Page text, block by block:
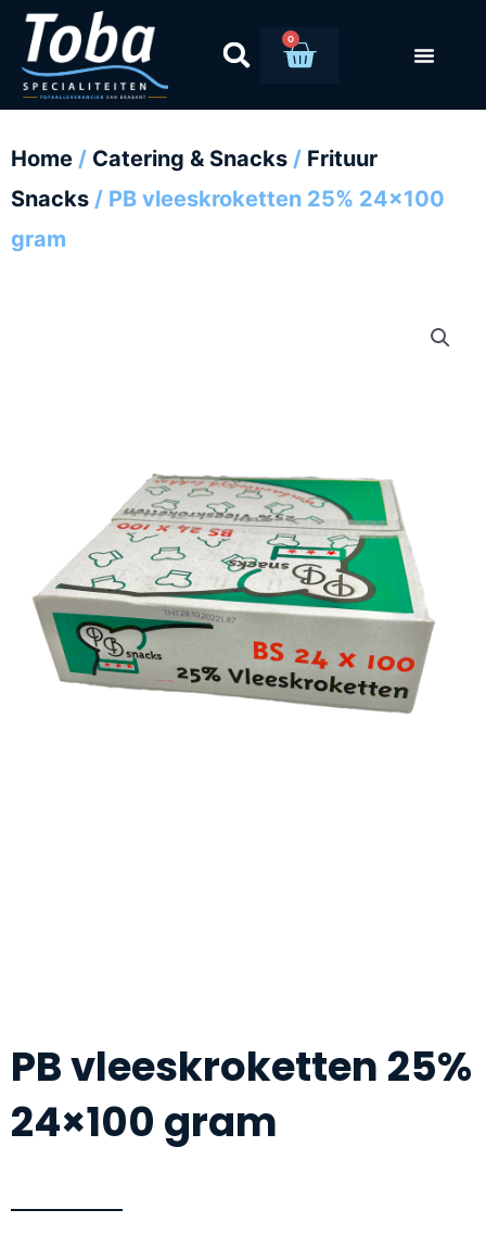
inhoud
0
Home / Catering & Snacks / Frituur
Snacks / PB vleeskroketten 25% 24×100
gram
PB vleeskroketten 25%
24×100 gram